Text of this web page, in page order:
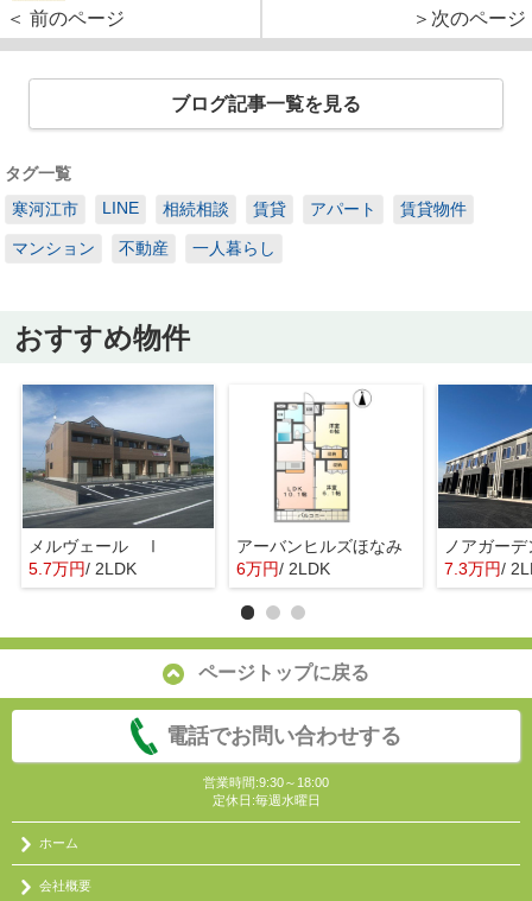
＜ 前のページ
＞次のページ
ブログ記事一覧を見る
タグ一覧
寒河江市
LINE 相続相談 賃貸 アパート 賃貸物件
マンション 不動産 一人暮らし
おすすめ物件
メルヴェール Ⅰ
5.7万円/ 2LDK
アーバンヒルズほなみ
6万円/ 2LDK
ノアガーデ
7.3万円/
ページトップに戻る
電話でお問い合わせする
営業時間:9:30～18:00
定休日:毎週水曜日
ホーム
会社概要